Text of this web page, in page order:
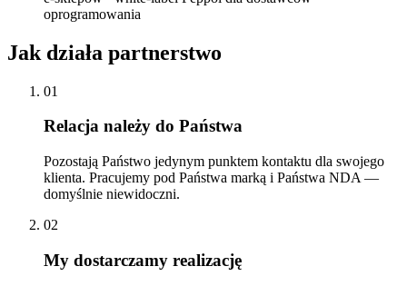
oprogramowania
Jak działa partnerstwo
01
Relacja należy do Państwa
Pozostają Państwo jedynym punktem kontaktu dla swojego
klienta. Pracujemy pod Państwa marką i Państwa NDA —
domyślnie niewidoczni.
02
My dostarczamy realizację